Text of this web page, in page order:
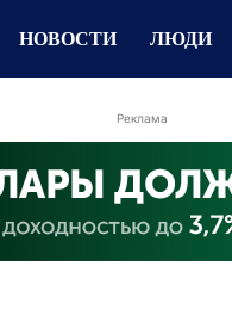
НОВОСТИ ЛЮДИ
Реклама